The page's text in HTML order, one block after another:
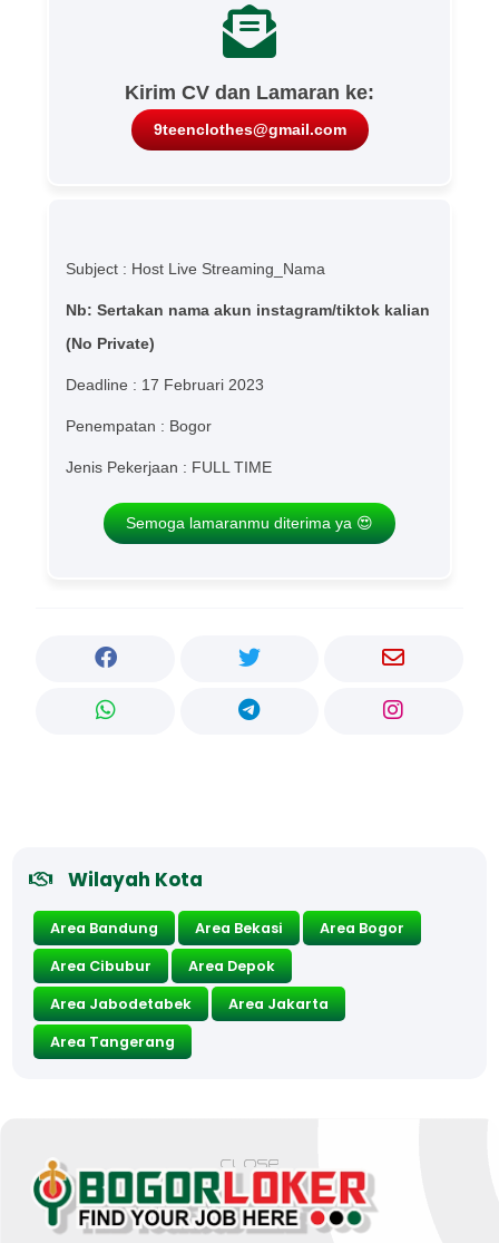
Kirim CV dan Lamaran ke:
9teenclothes@gmail.com
Subject : Host Live Streaming_Nama
Nb: Sertakan nama akun instagram/tiktok kalian
(No Private)
Deadline : 17 Februari 2023
Penempatan : Bogor
Jenis Pekerjaan : FULL TIME
Semoga lamaranmu diterima ya 😍
Wilayah Kota
Area Bandung Area Bekasi
Area Bogor
Area Cibubur
Area Depok
Area Jabodetabek
Area Jakarta
Area Tangerang